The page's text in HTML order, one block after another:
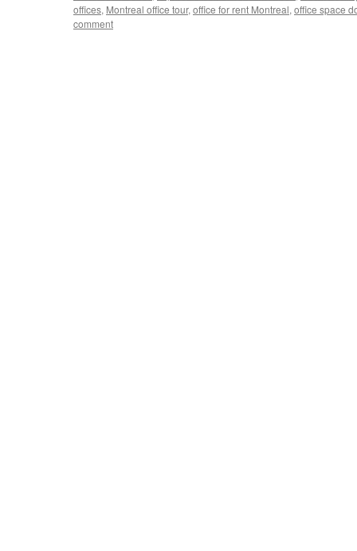
offices, Montreal office tour,office for rent Montreal,office space
comment